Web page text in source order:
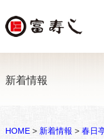
新着情報
HOME> 新着情報 > 春日